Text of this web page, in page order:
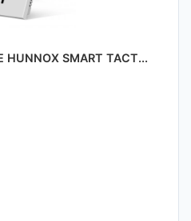
HUNNOX SMART TACT...